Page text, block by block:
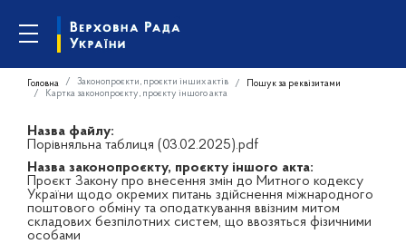
Головна Законопроєкти, проєкти інших актів
Пошук за реквізитами
Картка законопроєкту, проєкту іншого акта
Назва файлу:
Порівняльна таблиця (03.02.2025).pdf
Назва законопроєкту, проєкту іншого акта:
Проєкт Закону про внесення змін до Митного кодексу
України щодо окремих питань здійснення міжнародного
поштового обміну та оподаткування ввізним митом
складових безпілотних систем, що ввозяться фізичними
особами